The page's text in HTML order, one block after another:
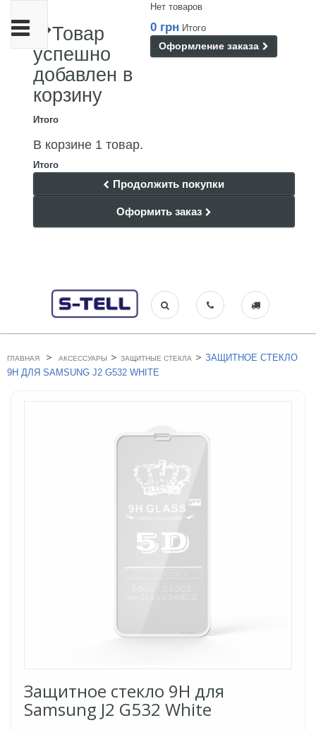
Нет товаров
0 грн Итого
Оформление заказа
Товар
успешно
добавлен в
корзину
Итого
В корзине 1 товар.
Итого
Продолжить покупки
Оформить заказ
Переключить
навигации
ГЛАВНАЯ > АКСЕССУАРЫ > ЗАЩИТНЫЕ СТЕКЛА > ЗАЩИТНОЕ СТЕКЛО
9H ДЛЯ SAMSUNG J2 G532 WHITE
Защитное стекло 9H для
Samsung J2 G532 White